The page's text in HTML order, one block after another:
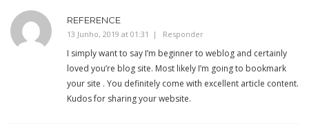
REFERENCE
13 Junho, 2019 at 01:31 Responder
I simply want to say I’m beginner to weblog and certainly
loved you’re blog site. Most likely I’m going to bookmark
your site . You definitely come with excellent article content.
Kudos for sharing your website.